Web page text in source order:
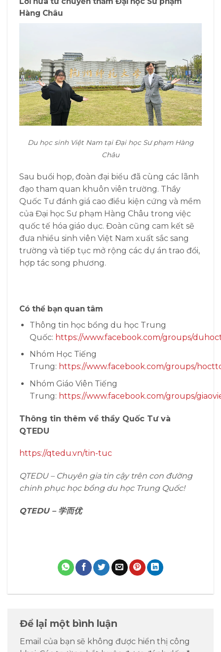
Hàng Châu
Du học sinh Việt Nam tại Đại học Sư phạm Hàng
Châu
Sau buổi họp, đoàn đại biểu đã cùng các lãnh
đạo tham quan khuôn viên trường. Thầy
Quốc Tư đánh giá cao điều kiện cứng và mềm
của Đại học Sư phạm Hàng Châu trong việc
quốc tế hóa giáo dục. Đoàn cũng cam kết sẽ
đưa nhiều sinh viên Việt Nam xuất sắc sang
trường và tiếp tục mở rộng các dự án trao đổi,
hợp tác song phương.
Có thể bạn quan tâm
Thông tin học bổng du học Trung
Quốc: https://www.facebook.com/groups/
Nhóm Học Tiếng
Trung: https://www.facebook.com/groups/
Nhóm Giáo Viên Tiếng
Trung: https://www.facebook.com/groups/
Thông tin thêm về thầy Quốc Tư và
QTEDU
https://qtedu.vn/tin-tuc
QTEDU – Chuyên gia tin cậy trên con đường
chinh phục học bổng du học Trung Quốc!
QTEDU – 学而优
Để lại một bình luận
Email của bạn sẽ không được hiển thị công